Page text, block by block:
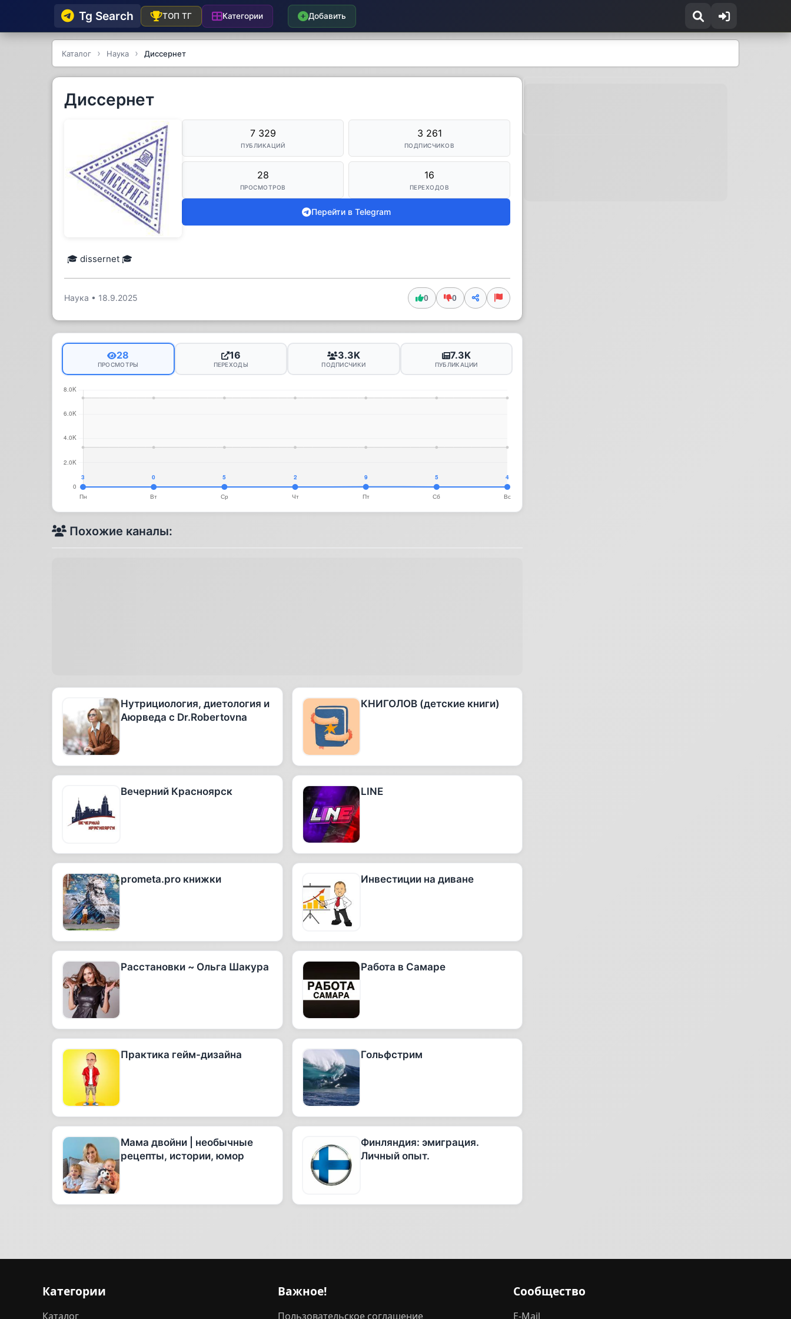
Tg Searсh ТОП ТГ Категории Добавить
Каталог Наука Диссернет
Диссернет
7 329
ПУБЛИКАЦИЙ
3 261
ПОДПИСЧИКОВ
28
ПРОСМОТРОВ
16
ПЕРЕХОДОВ
Перейти в Telegram
🎓 dissernet 🎓
Наука • 18.9.2025 0 0
28
ПРОСМОТРЫ
16
ПЕРЕХОДЫ
3.3K
ПОДПИСЧИКИ
7.3K
ПУБЛИКАЦИИ
Похожие каналы:
Нутрициология, диетология и
Аюрведа с Dr.Robertovna
КНИГОЛОВ (детские книги)
Вечерний Красноярск LINE
prometa.pro книжки Инвестиции на диване
Расстановки ~ Ольга Шакура Работа в Самаре
Практика гейм-дизайна Гольфстрим
Мама двойни | необычные
рецепты, истории, юмор
Финляндия: эмиграция.
Личный опыт.
Категории
Каталог
Важное!
Пользовательское соглашение
Сообщество
E-Mail